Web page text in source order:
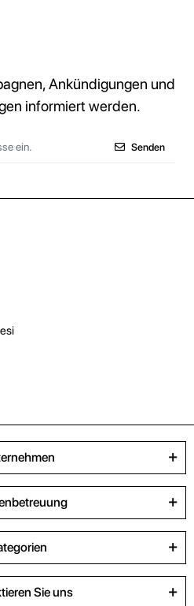
Ankündigungen und
informiert werden.
Senden
Sie uns